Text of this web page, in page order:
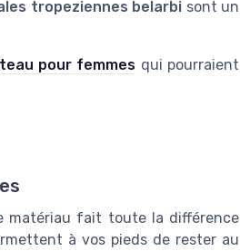
tropeziennes belarbi sont un
pour femmes qui pourraient
matériau fait toute la différence
à vos pieds de rester au